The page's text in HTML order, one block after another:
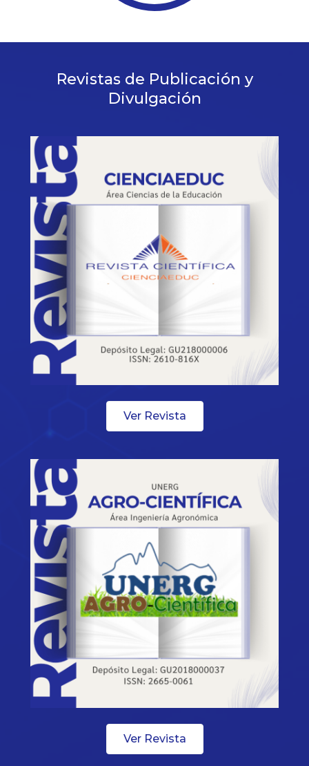
Revistas de Publicación y
Divulgación
Ver Revista
Ver Revista